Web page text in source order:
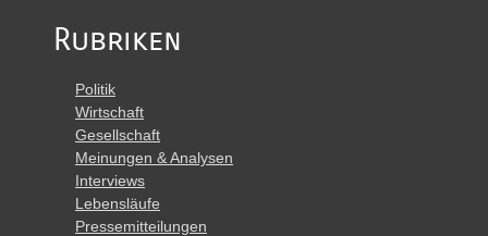
Rubriken
Politik
Wirtschaft
Gesellschaft
Meinungen & Analysen
Interviews
Lebensläufe
Pressemitteilungen